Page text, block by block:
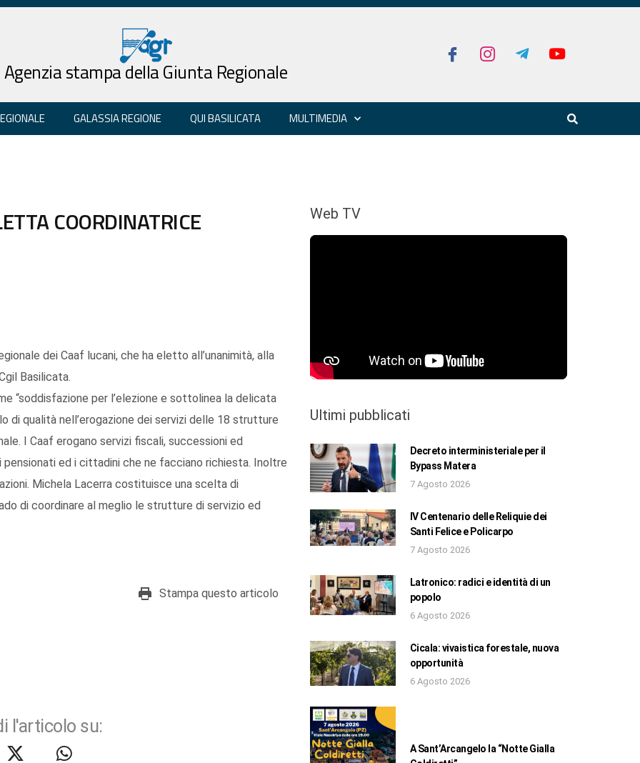
Agenzia stampa della Giunta Regionale
GALASSIA REGIONE QUI BASILICATA MULTIMEDIA
COORDINATRICE
dei Caaf lucani, che ha eletto all’unanimità, alla
Basilicata.
“soddisfazione per l’elezione e sottolinea la delicata
di qualità nell’erogazione dei servizi delle 18 strutture
I Caaf erogano servizi fiscali, successioni ed
ed i cittadini che ne facciano richiesta. Inoltre
Michela Lacerra costituisce una scelta di
di coordinare al meglio le strutture di servizio ed
Stampa questo articolo
l'articolo su:
Web TV
Ultimi pubblicati
Decreto interministeriale per il
Bypass Matera
7 Agosto 2026
IV Centenario delle Reliquie dei
Santi Felice e Policarpo
7 Agosto 2026
Latronico: radici e identità di un
popolo
6 Agosto 2026
Cicala: vivaistica forestale, nuova
opportunità
6 Agosto 2026
A Sant’Arcangelo la “Notte Gialla